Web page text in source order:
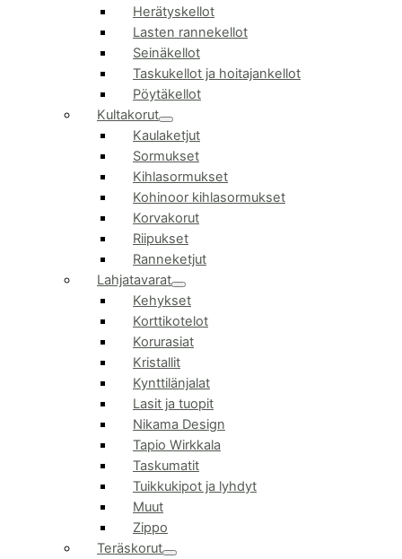
Herätyskellot
Lasten rannekellot
Seinäkellot
Taskukellot ja hoitajankellot
Pöytäkellot
Kultakorut
Kaulaketjut
Sormukset
Kihlasormukset
Kohinoor kihlasormukset
Korvakorut
Riipukset
Ranneketjut
Lahjatavarat
Kehykset
Korttikotelot
Korurasiat
Kristallit
Kynttilänjalat
Lasit ja tuopit
Nikama Design
Tapio Wirkkala
Taskumatit
Tuikkukipot ja lyhdyt
Muut
Zippo
Teräskorut